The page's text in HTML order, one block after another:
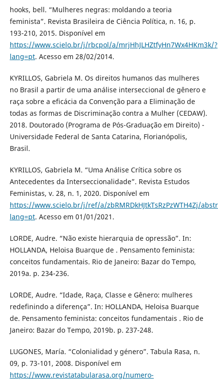
hooks, bell. “Mulheres negras: moldando a teoria
feminista”. Revista Brasileira de Ciência Política, n. 16, p.
193-210, 2015. Disponível em
https://www.scielo.br/j/rbcpol/a/mrjHhJLHZtfyHn7Wx4HKm3k/?
lang=pt. Acesso em 28/02/2014.
KYRILLOS, Gabriela M. Os direitos humanos das mulheres
no Brasil a partir de uma análise interseccional de gênero e
raça sobre a eficácia da Convenção para a Eliminação de
todas as formas de Discriminação contra a Mulher (CEDAW).
2018. Doutorado (Programa de Pós-Graduação em Direito) -
Universidade Federal de Santa Catarina, Florianópolis,
Brasil.
KYRILLOS, Gabriela M. “Uma Análise Crítica sobre os
Antecedentes da Interseccionalidade”. Revista Estudos
Feministas, v. 28, n. 1, 2020. Disponível em
https://www.scielo.br/j/ref/a/zbRMRDkHJtkTsRzPzWTH4Zj/
lang=pt. Acesso em 01/01/2021.
LORDE, Audre. “Não existe hierarquia de opressão”. In:
HOLLANDA, Heloisa Buarque de . Pensamento feminista:
conceitos fundamentais. Rio de Janeiro: Bazar do Tempo,
2019a. p. 234-236.
LORDE, Audre. “Idade, Raça, Classe e Gênero: mulheres
redefinindo a diferença”. In: HOLLANDA, Heloisa Buarque
de. Pensamento feminista: conceitos fundamentais . Rio de
Janeiro: Bazar do Tempo, 2019b. p. 237-248.
LUGONES, María. “Colonialidad y género”. Tabula Rasa, n.
09, p. 73-101, 2008. Disponível em
https://www.revistatabularasa.org/numero-